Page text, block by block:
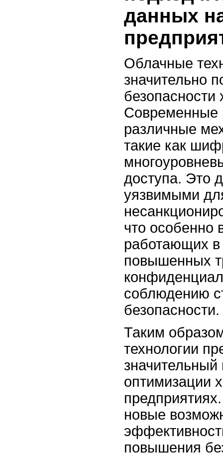
данных
Облачные
значительно
Современные
различные
такие как
доступа. Это
уязвимыми
что особенно
работающих в
повышенных
соблюдению
безопасности.
Таким
технологии
оптимизации
новые
повышения